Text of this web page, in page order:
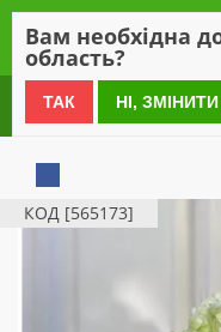
0 800 21 54 55
КОД [565173]
Вам необхідна
область?
ТАК НІ,